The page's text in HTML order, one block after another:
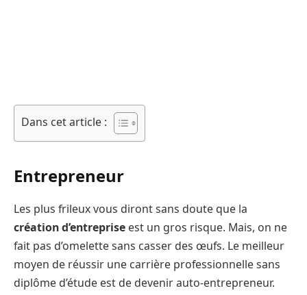
Dans cet article :
Entrepreneur
Les plus frileux vous diront sans doute que la
création d’entreprise est un gros risque. Mais, on ne
fait pas d’omelette sans casser des œufs. Le meilleur
moyen de réussir une carrière professionnelle sans
diplôme d’étude est de devenir auto-entrepreneur.